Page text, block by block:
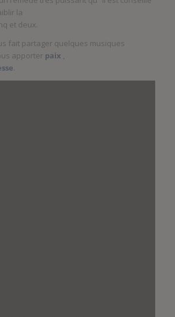
la
et deux.
fait partager quelques musiques
apporter paix ,
.